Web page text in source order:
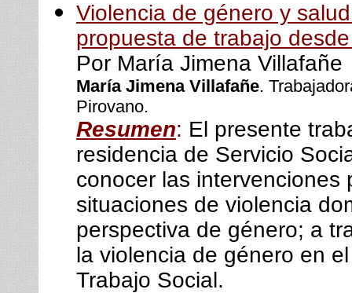
Violencia de género y
propuesta de trabajo
Por María Jimena Villafañe
María Jimena Villafañe.
Pirovano.
Resumen: El presente
residencia de Servicio
conocer las
situaciones de violencia
perspectiva de género; a
la violencia de género en
Trabajo Social.